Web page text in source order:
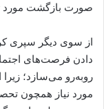
صورت بازگشت مورد
از سوی دیگر سپری
دادن فرصت‌های
روبه‌رو می‌سازد؛ زیرا
مورد نیاز همچون